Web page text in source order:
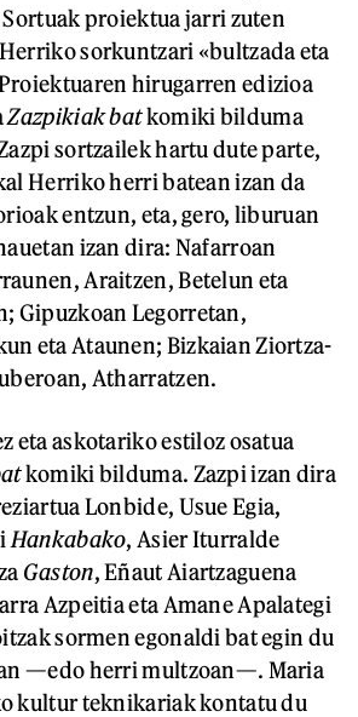
proiektua jarri zuten
sorkuntzari «bultzada eta
hirugarren edizioa
Zazpikiak batkomiki bilduma
sortzailek hartu dute parte,
Herriko herri batean izan da
entzun, eta, gero, liburuan
izan dira: Nafarroan
Araitzen, Betelun eta
Gipuzkoan Legorretan,
eta Ataunen; Bizkaian Ziortza-
Atharratzen.
eta askotariko estiloz osatua
komiki bilduma. Zazpi izan dira
Lonbide, Usue Egia,
Hankabako, Asier Iturralde
Gaston, Eñaut Aiartzaguena
Azpeitia eta Amane Apalategi
sormen egonaldi bat egin du
—edo herri multzoan—. Maria
kultur teknikariak kontatu du